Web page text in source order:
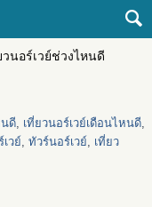
วนอร์เวย์ช่วงไหนดี
นดี, เที่ยวนอร์เวย์เดือนไหนดี,
วย์, ทัวร์นอร์เวย์, เที่ยว